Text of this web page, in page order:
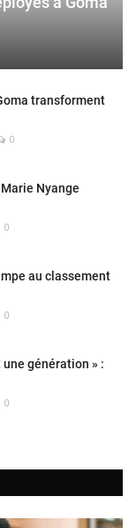
transforment
0
Nyange
0
au classement
0
génération » :
0